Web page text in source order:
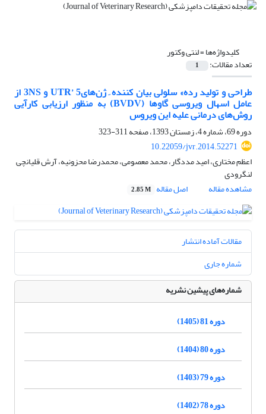
کلیدواژه‌ها =لنتی وکتور
تعداد مقالات: 1
طراحی و تولید رده»‌ سلولی بیان کننده ِ ژن‌های‌UTR’ 5 و ‌3NS از
عامل اسهال ویروسی گاوها ‌(BVDV)‌ به منظور ارزیابی کارآیی
روش‌های درمانی علیه این ویروس
دوره 69، شماره 4، زمستان 1393، صفحه
311-323
10.22059/jvr.2014.52271
اعظم مختاری، امید مددگار، محمد معصومی، محمدرضا محزونیه، آرش قلیانچی
لنگرودی
مشاهده مقاله
اصل مقاله 2.85 M
مقالات آماده انتشار
شماره جاری
شماره‌های پیشین نشریه
دوره 81 (1405)
دوره 80 (1404)
دوره 79 (1403)
دوره 78 (1402)